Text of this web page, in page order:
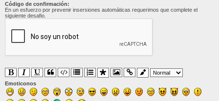
Código de confirmación:
En un esfuerzo por prevenir insersiones automáticas requerimos que complete el
siguiente desafio.
Emoticonos